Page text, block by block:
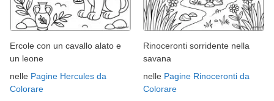
Ercole con un cavallo alato e
un leone
nelle Pagine Hercules da
Colorare
Rinoceronti sorridente nella
savana
nelle Pagine Rinoceronti da
Colorare